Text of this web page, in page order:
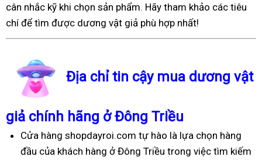
cân nhắc kỹ khi chọn sản phẩm. Hãy tham khảo các tiêu
chí để tìm được dương vật giả phù hợp nhất!
Địa chỉ tin cậy mua dương vật
giả chính hãng ở Đông Triều
Cửa hàng shopdayroi.com tự hào là lựa chọn hàng
đầu của khách hàng ở Đông Triều trong việc tìm kiếm